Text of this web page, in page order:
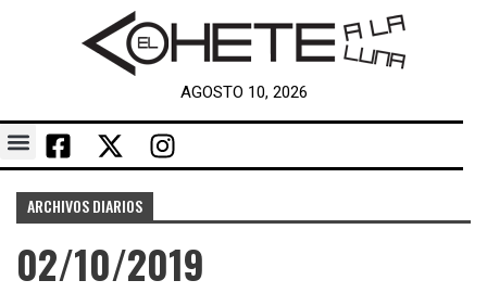
AGOSTO 10, 2026
ARCHIVOS DIARIOS
02/10/2019